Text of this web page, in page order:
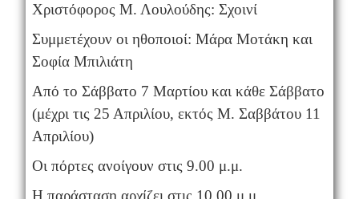
Χριστόφορος Μ. Λουλούδης: Σχοινί
Συμμετέχουν οι ηθοποιοί: Μάρα Μοτάκη και
Σοφία Μπιλιάτη
Από το Σάββατο 7 Μαρτίου και κάθε Σάββατο
(μέχρι τις 25 Απριλίου, εκτός Μ. Σαββάτου 11
Απριλίου)
Οι πόρτες ανοίγουν στις 9.00 μ.μ.
Η παράσταση αρχίζει στις 10.00 μ.μ.